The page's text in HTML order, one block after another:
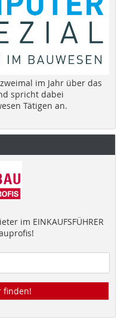
im Jahr über das
spricht dabei
Tätigen an.
im EINKAUFSFÜHRER
finden!